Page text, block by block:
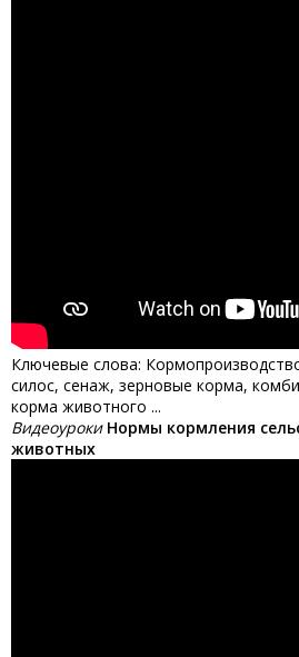
Ключевые слова:
силос, сенаж, зерновые корма,
корма животного ...
Видеоуроки Нормы кормления
животных